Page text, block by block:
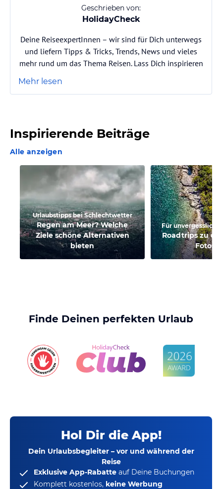
Geschrieben von:
HolidayCheck
Deine ReiseexpertInnen – wir sind für Dich unterwegs
und liefern Tipps & Tricks, Trends, News und vieles
mehr rund um das Thema Reisen. Lass Dich inspirieren
Mehr lesen
Inspirierende Beiträge
Alle anzeigen
Urlaubstipps bei Schlechtwetter
Regen am Meer? Welche
Ziele schöne Alternativen
bieten
Für
Roadtrips zu
Finde Deinen perfekten Urlaub
Hol Dir die App!
Dein Urlaubsbegleiter – vor und während der
Reise
Exklusive App-Rabatte auf Deine Buchungen
Komplett kostenlos, keine Werbung